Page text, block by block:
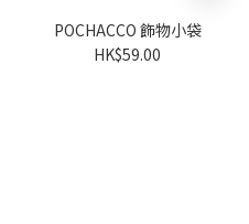
POCHACCO 飾物小袋
HK$59.00